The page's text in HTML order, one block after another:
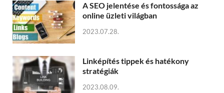
A SEO jelentése és fontossága az
online üzleti világban
2023.07.28.
Linképítés tippek és hatékony
stratégiák
2023.08.09.